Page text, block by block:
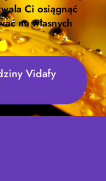
Ci osiągnąć
na własnych
Vidafy